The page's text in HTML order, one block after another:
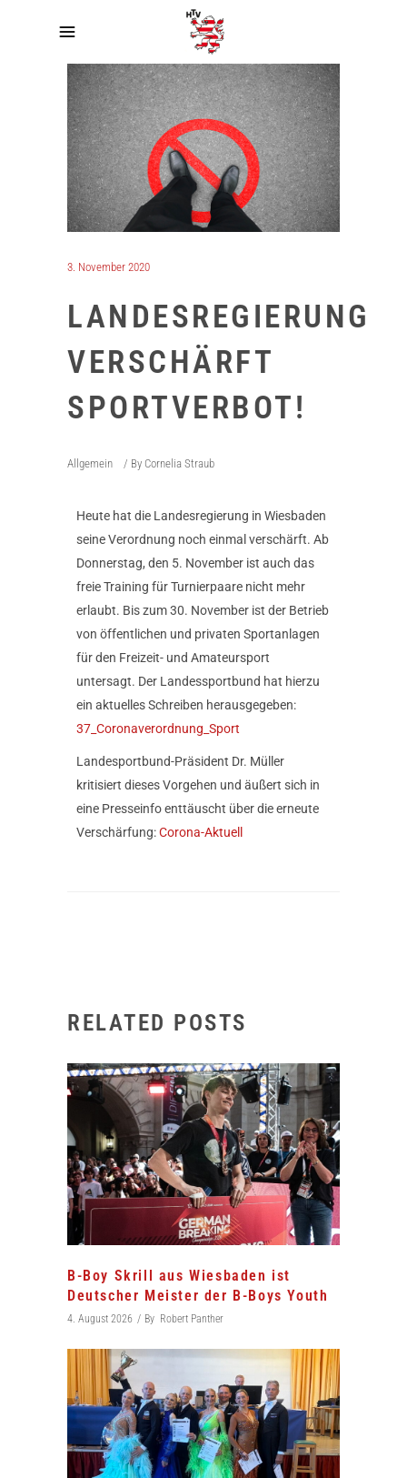
3. November 2020
LANDESREGIERUNG
VERSCHÄRFT
SPORTVERBOT!
Allgemein By Cornelia Straub
Heute hat die Landesregierung in Wiesbaden
seine Verordnung noch einmal verschärft. Ab
Donnerstag, den 5. November ist auch das
freie Training für Turnierpaare nicht mehr
erlaubt. Bis zum 30. November ist der Betrieb
von öffentlichen und privaten Sportanlagen
für den Freizeit- und Amateursport
untersagt. Der Landessportbund hat hierzu
ein aktuelles Schreiben herausgegeben:
37_Coronaverordnung_Sport
Landesportbund-Präsident Dr. Müller
kritisiert dieses Vorgehen und äußert sich in
eine Presseinfo enttäuscht über die erneute
Verschärfung:Corona-Aktuell
RELATED POSTS
B-Boy Skrill aus Wiesbaden ist
Deutscher Meister der B-Boys Youth
4. August 2026 By Robert Panther